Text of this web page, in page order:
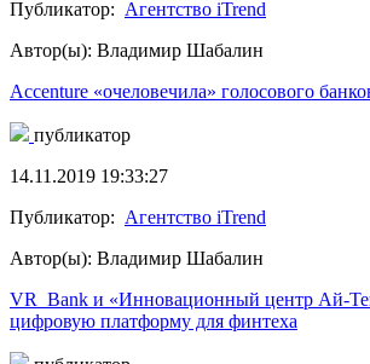
Публикатор: Агентство iTrend
Автор(ы): Владимир Шабалин
Accenture «очеловечила» голосового
публикатор
14.11.2019 19:33:27
Публикатор: Агентство iTrend
Автор(ы): Владимир Шабалин
VR_Bank и «Инновационный центр Ай-
цифровую платформу для финтеха